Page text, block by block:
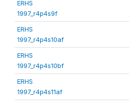
ERHS
1997_r4p4s9f
ERHS
1997_r4p4s10af
ERHS
1997_r4p4s10bf
ERHS
1997_r4p4s11af